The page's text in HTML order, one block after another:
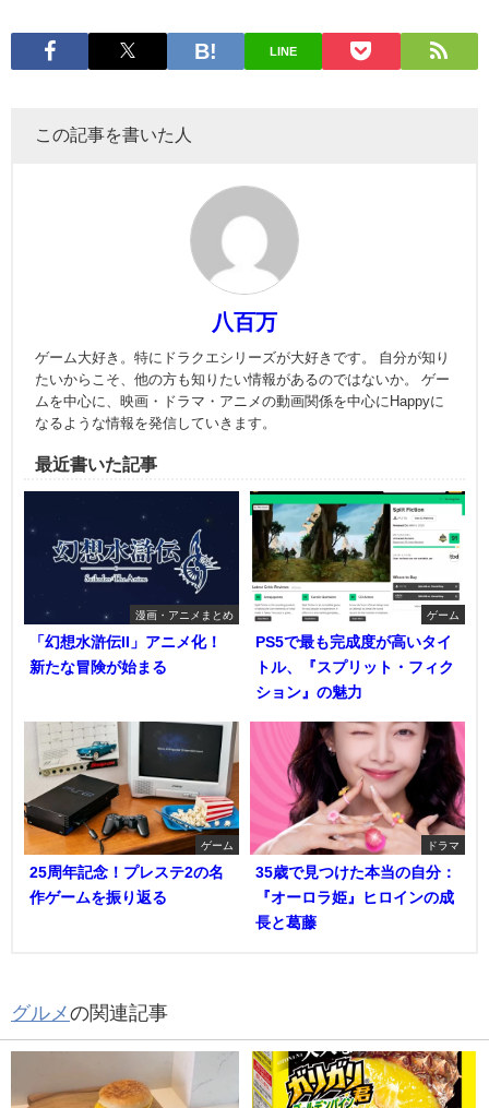
LINE
この記事を書いた人
八百万
ゲーム大好き。特にドラクエシリーズが大好きです。 自分が知り
たいからこそ、他の方も知りたい情報があるのではないか。 ゲー
ムを中心に、映画・ドラマ・アニメの動画関係を中心にHappyに
なるような情報を発信していきます。
最近書いた記事
漫画・アニメまとめ
「幻想水滸伝II」アニメ化！
新たな冒険が始まる
ゲーム
PS5で最も完成度が高いタイ
トル、『スプリット・フィク
ション』の魅力
ゲーム
25周年記念！プレステ2の名
作ゲームを振り返る
ドラマ
35歳で見つけた本当の自分：
『オーロラ姫』ヒロインの成
長と葛藤
グルメの関連記事